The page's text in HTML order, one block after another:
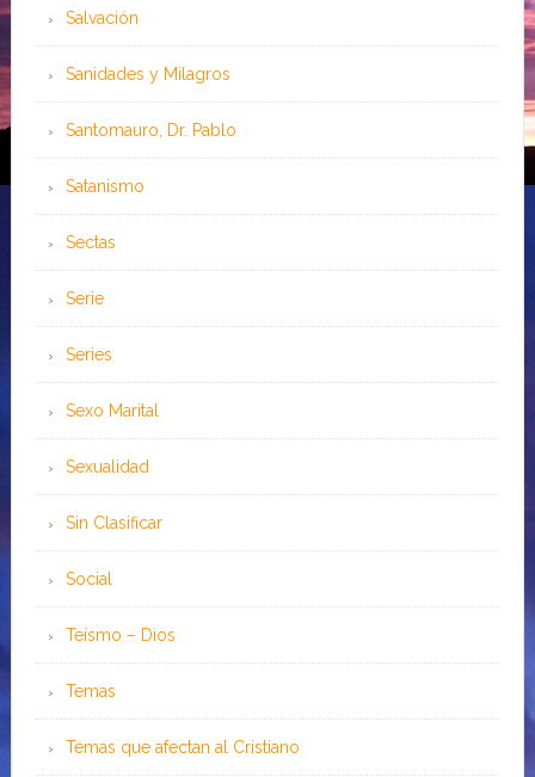
Salvación
Sanidades y Milagros
Santomauro, Dr. Pablo
Satanismo
Sectas
Serie
Series
Sexo Marital
Sexualidad
Sin Clasificar
Social
Teísmo – Dios
Temas
Temas que afectan al Cristiano